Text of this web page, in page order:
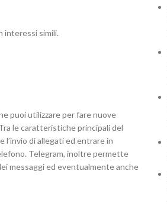
interessi simili.
puoi utilizzare per fare nuove
le caratteristiche principali del
l’invio di allegati ed entrare in
Telegram, inoltre permette
messaggi ed eventualmente anche